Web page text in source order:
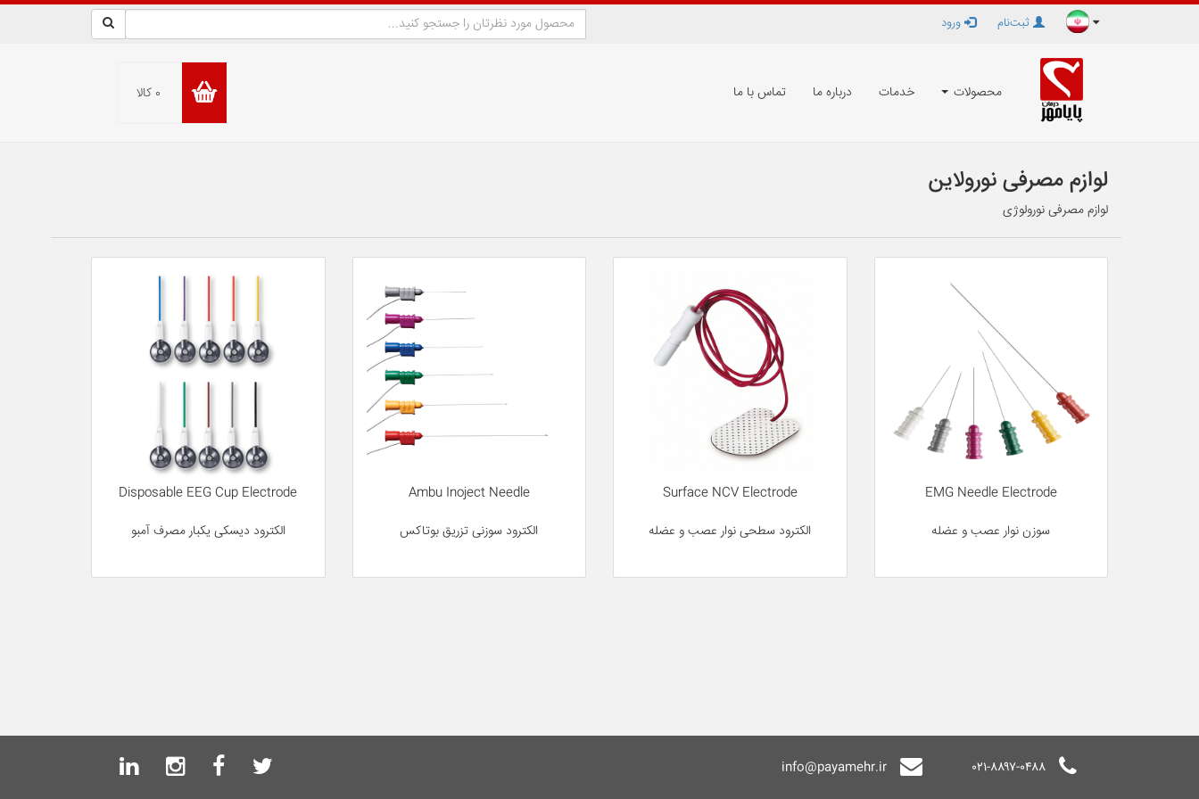
ثبت‌نام ورود
محصولات خدمات درباره ما تماس با ما ۰ کالا
لوازم مصرفی نورولاین
لوازم مصرفی نورولوژی
EMG Needle Electrode
سوزن نوار عصب و عضله
Surface NCV Electrode
الکترود سطحی نوار عصب و عضله
Ambu Inoject Needle
الکترود سوزنی تزریق بوتاکس
Disposable EEG Cup Electrode
الکترود دیسکی یکبار مصرف آمبو
۰۲۱-۸۸۹۷-۰۴۸۸ info@payamehr.ir